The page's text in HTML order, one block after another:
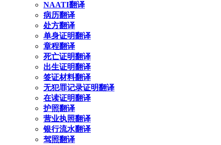
NAATI翻译
病历翻译
处方翻译
单身证明翻译
章程翻译
死亡证明翻译
出生证明翻译
签证材料翻译
无犯罪记录证明翻译
在读证明翻译
护照翻译
营业执照翻译
银行流水翻译
驾照翻译